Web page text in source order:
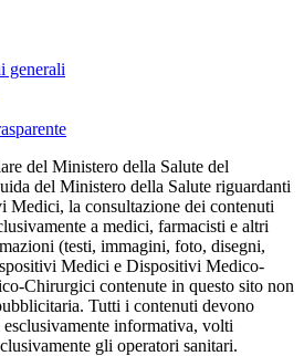
generali
del Ministero della Salute del
del Ministero della Salute riguardanti
Medici, la consultazione dei contenuti
a medici, farmacisti e altri
(testi, immagini, foto, disegni,
Medici e Dispositivi Medico-
Chirurgici contenute in questo sito non
Tutti i contenuti devono
informativa, volti
gli operatori sanitari.